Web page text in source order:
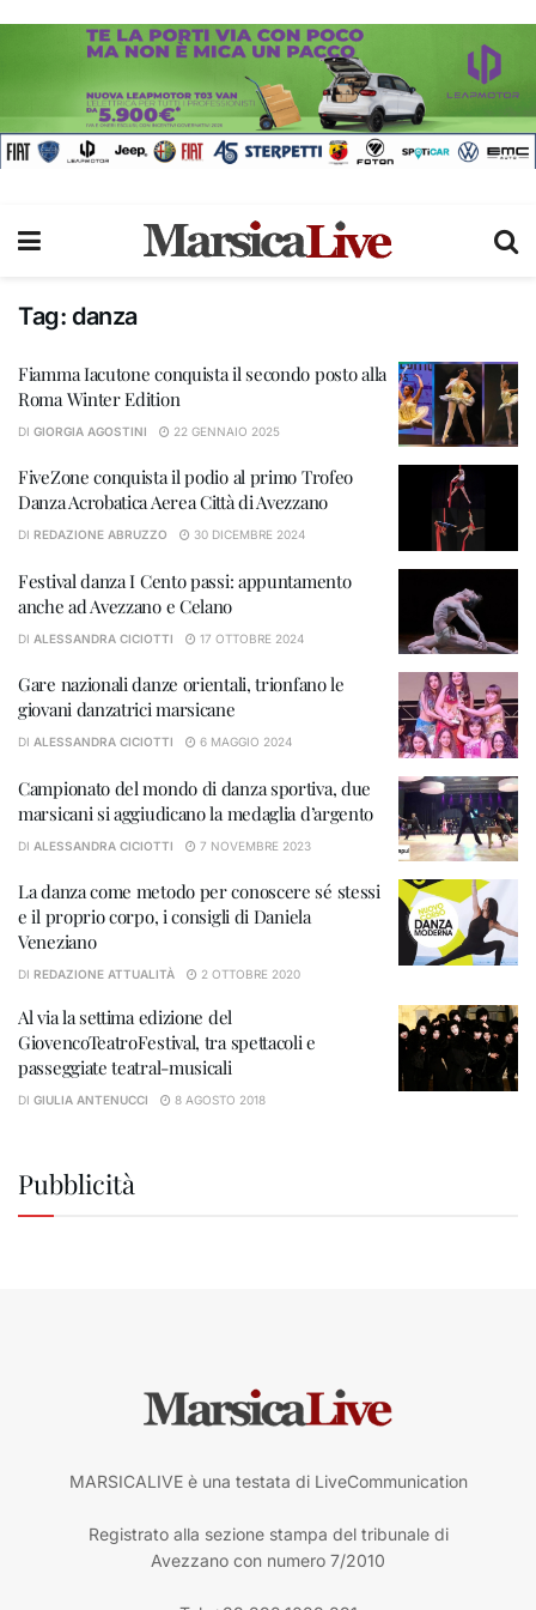
Tag: danza
Fiamma Iacutone conquista il secondo posto alla
Roma Winter Edition
DI GIORGIA AGOSTINI 22 GENNAIO 2025
FiveZone conquista il podio al primo Trofeo
Danza Acrobatica Aerea Città di Avezzano
DI REDAZIONE ABRUZZO 30 DICEMBRE 2024
Festival danza I Cento passi: appuntamento
anche ad Avezzano e Celano
DI ALESSANDRA CICIOTTI 17 OTTOBRE 2024
Gare nazionali danze orientali, trionfano le
giovani danzatrici marsicane
DI ALESSANDRA CICIOTTI 6 MAGGIO 2024
Campionato del mondo di danza sportiva, due
marsicani si aggiudicano la medaglia d’argento
DI ALESSANDRA CICIOTTI 7 NOVEMBRE 2023
La danza come metodo per conoscere sé stessi
e il proprio corpo, i consigli di Daniela
Veneziano
DI REDAZIONE ATTUALITÀ 2 OTTOBRE 2020
Al via la settima edizione del
GiovencoTeatroFestival, tra spettacoli e
passeggiate teatral-musicali
DI GIULIA ANTENUCCI 8 AGOSTO 2018
Pubblicità
MARSICALIVE è una testata di LiveCommunication
Registrato alla sezione stampa del tribunale di
Avezzano con numero 7/2010